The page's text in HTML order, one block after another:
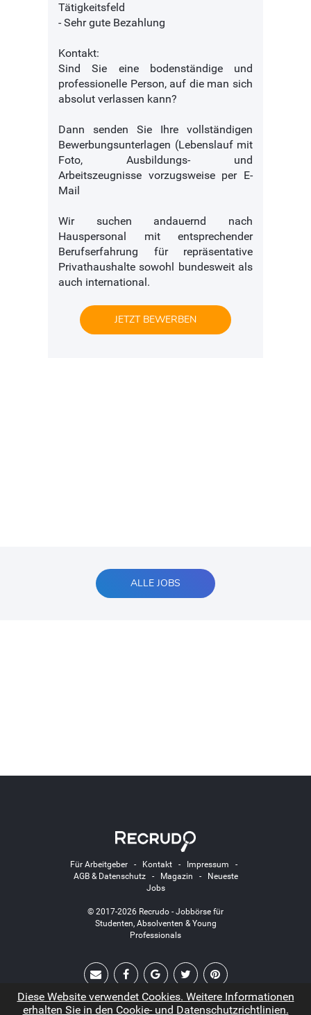
Tätigkeitsfeld
- Sehr gute Bezahlung
Kontakt:
Sind Sie eine bodenständige und
professionelle Person, auf die man sich
absolut verlassen kann?
Dann senden Sie Ihre vollständigen
Bewerbungsunterlagen (Lebenslauf mit
Foto, Ausbildungs- und
Arbeitszeugnisse vorzugsweise per E-
Mail
Wir suchen andauernd nach
Hauspersonal mit entsprechender
Berufserfahrung für repräsentative
Privathaushalte sowohl bundesweit als
auch international.
JETZT BEWERBEN
ALLE JOBS
Für Arbeitgeber- Kontakt- Impressum -
AGB & Datenschutz- Magazin -
Neueste
Jobs
© 2017-2026 Recrudo - Jobbörse für
Studenten, Absolventen & Young
Professionals
Diese Website verwendet Cookies. Weitere Informationen
erhalten Sie in den Cookie- und Datenschutzrichtlinien.